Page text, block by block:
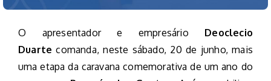
O apresentador e empresário Deoclecio
Duarte comanda, neste sábado, 20 de junho, mais
uma etapa da caravana comemorativa de um ano do